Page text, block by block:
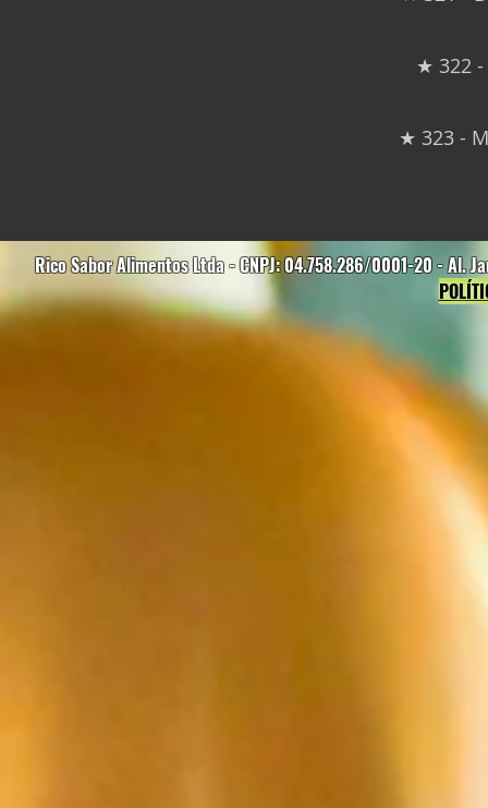
★ 322 -
★ 323 -
Rico Sabor Alimentos Ltda - CNPJ: 04.758.286/0001-20 - Al.